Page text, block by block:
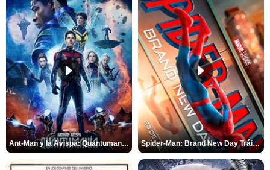
Ant-Man y la Avispa: Quantumanía Tráiler (2) Spider-Man: Brand New Day Tráiler (3)